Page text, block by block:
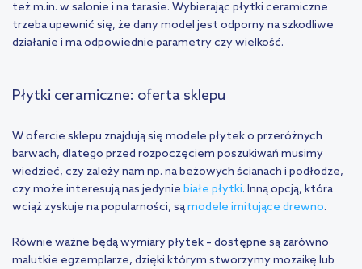
też m.in. w salonie i na tarasie. Wybierając płytki ceramiczne
trzeba upewnić się, że dany model jest odporny na szkodliwe
działanie i ma odpowiednie parametry czy wielkość.
Płytki ceramiczne: oferta sklepu
W ofercie sklepu znajdują się modele płytek o przeróżnych
barwach, dlatego przed rozpoczęciem poszukiwań musimy
wiedzieć, czy zależy nam np. na beżowych ścianach i podłodze,
czy może interesują nas jedynie białe płytki. Inną opcją, która
wciąż zyskuje na popularności, sąmodele imitujące drewno.
Równie ważne będą wymiary płytek – dostępne są zarówno
malutkie egzemplarze, dzięki którym stworzymy mozaikę lub